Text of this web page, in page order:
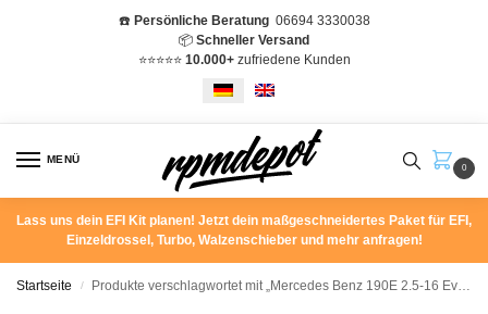
☎️ Persönliche Beratung06694 3330038
📦 Schneller Versand
⭐️⭐️⭐️⭐️⭐️ 10.000+zufriedene Kunden
MENÜ
0
Lass uns dein EFI Kit planen! Jetzt dein maßgeschneidertes Paket für EFI,
Einzeldrossel, Turbo, Walzenschieber und mehr anfragen!
Startseite / Produkte verschlagwortet mit „Mercedes Benz 190E 2.5-16 Evolution Kit“